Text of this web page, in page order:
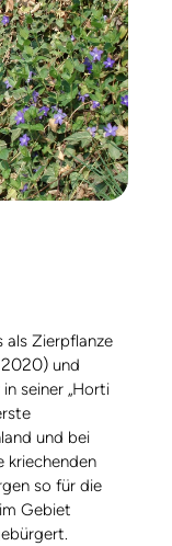
als Zierpflanze
2020) und
seiner „Horti
und bei
kriechenden
so für die
Gebiet